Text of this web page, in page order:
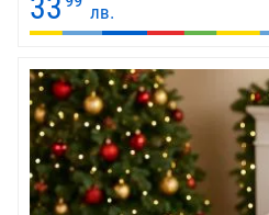
лв.